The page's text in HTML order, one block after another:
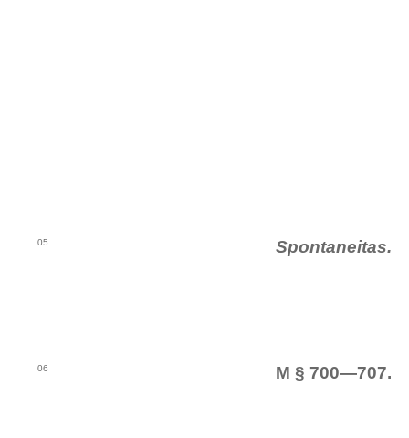
05 Spontaneitas.
06 M § 700—707.